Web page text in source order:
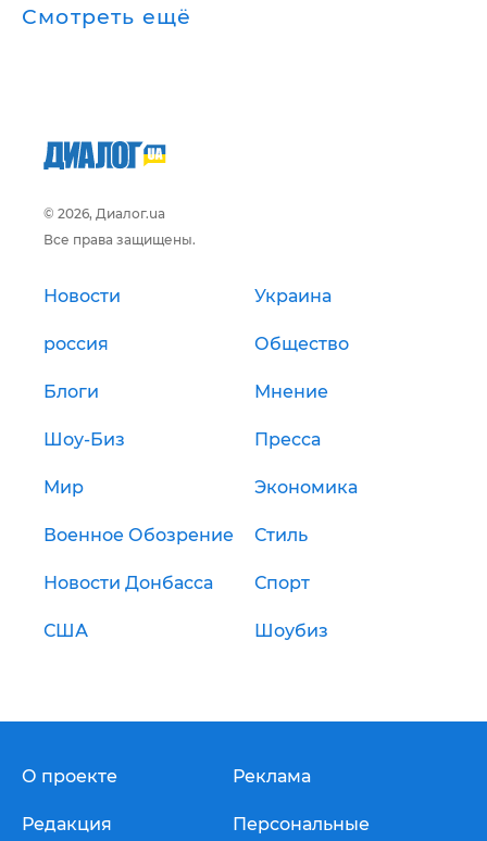
Смотреть ещё
© 2026, Диалог.ua
Все права защищены.
Новости Украина
россия Общество
Блоги Мнение
Шоу-Биз Пресса
Мир Экономика
Военное Обозрение Стиль
Новости Донбасса Спорт
США Шоубиз
О проекте
Редакция
Реклама
Персональные